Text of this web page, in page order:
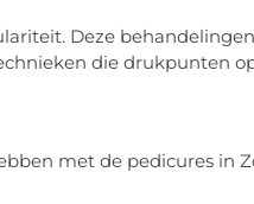
Deze
die drukpunten
met de pedicures in